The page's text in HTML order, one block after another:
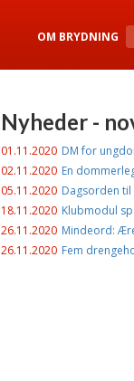
OM BRYDNING
Nyheder -
01.11.2020 DM for
02.11.2020 En
05.11.2020 Dagsorden
18.11.2020 Klubmodul
26.11.2020 Mindeord:
26.11.2020 Fem